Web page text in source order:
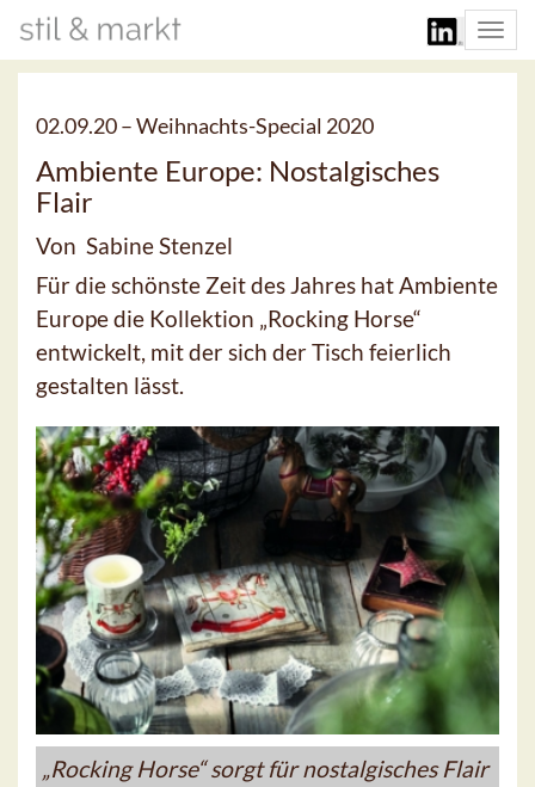
02.09.20 –Weihnachts-Special 2020
Ambiente Europe: Nostalgisches
Flair
Von Sabine Stenzel
Für die schönste Zeit des Jahres hat Ambiente
Europe die Kollektion „Rocking Horse“
entwickelt, mit der sich der Tisch feierlich
gestalten lässt.
„Rocking Horse“ sorgt für nostalgisches Flair